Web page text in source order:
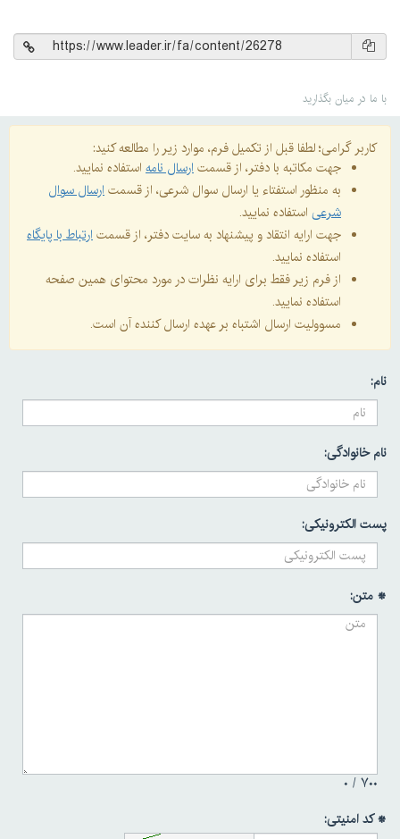
با ما در میان بگذارید
کاربر گرامی؛ لطفا قبل از تکمیل فرم، موارد زیر را مطالعه کنید:
جهت مکاتبه با دفتر، از قسمتارسال نامه استفاده نمایید.
به منظور استفتاء یا ارسال سوال شرعی، از قسمتارسال سوال
شرعی استفاده نمایید.
جهت ارایه انتقاد و پیشنهاد به سایت دفتر، از قسمتارتباط با پایگاه
استفاده نمایید.
از فرم زیر فقط برای ارایه نظرات در مورد محتوای همین صفحه
استفاده نمایید.
مسوولیت ارسال اشتباه بر عهده ارسال کننده آن است.
نام:
نام خانوادگی:
پست الکترونیکی:
* متن:
۷۰۰ /
۰
* کد امنیتی: